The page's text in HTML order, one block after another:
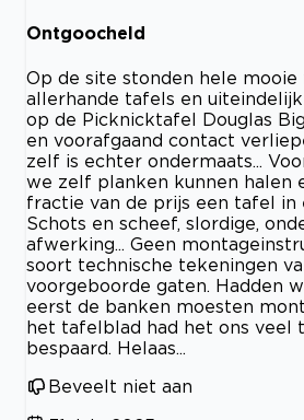
Ontgoocheld
Op de site stonden hele mooie
allerhande tafels en
op de Picknicktafel Douglas
en voorafgaand contact
zelf is echter ondermaats...
we zelf planken kunnen halen
fractie van de prijs een tafel in
Schots en scheef, slordige,
afwerking... Geen
soort technische tekeningen
voorgeboorde gaten. Hadden
eerst de banken moesten
het tafelblad had het ons veel
bespaard. Helaas...
Beveelt niet aan